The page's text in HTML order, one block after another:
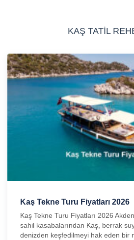
KAŞ TATİL
Kaş Tekne Turu Fiyatları 2026
Kaş Tekne Turu Fiyatları 2026
sahil kasabalarından Kaş, berrak
denizden keşfedilmeyi hak eden bir